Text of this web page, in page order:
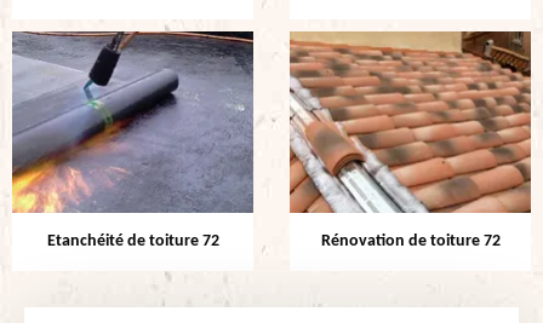
Etanchéité de toiture 72 Rénovation de toiture 72